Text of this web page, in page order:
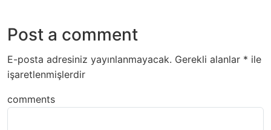
Post a comment
E-posta adresiniz yayınlanmayacak. Gerekli alanlar * ile
işaretlenmişlerdir
comments